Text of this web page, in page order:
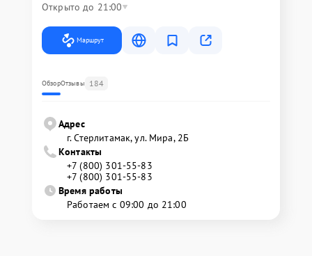
Открыто до 21:00
Маршрут
ОбзорОтзывы 184
Адрес
г. Стерлитамак, ул. Мира, 2Б
Контакты
+7 (800) 301-55-83
+7 (800) 301-55-83
Время работы
Работаем с 09:00 до 21:00